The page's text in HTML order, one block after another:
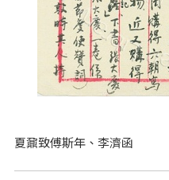
夏鼐致傅斯年、李濟函